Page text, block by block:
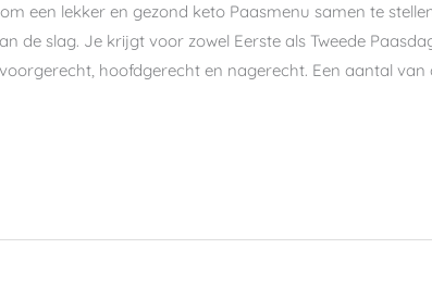
een lekker en gezond keto Paasmenu samen te
de slag. Je krijgt voor zowel Eerste als Tweede
hoofdgerecht en nagerecht. Een aantal van